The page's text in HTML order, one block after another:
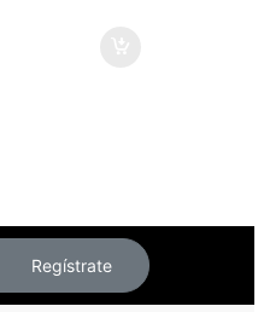
Regístrate